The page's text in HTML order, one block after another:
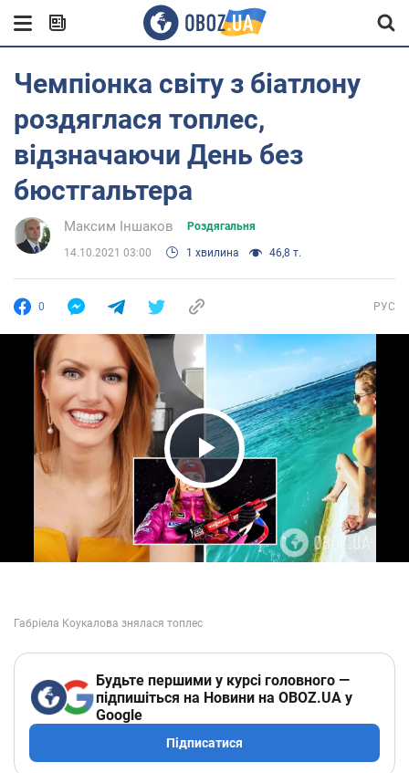
Чемпіонка світу з біатлону
роздяглася топлес,
відзначаючи День без
бюстгальтера
Максим Іншаков Роздягальня
14.10.2021 03:00 1 хвилина 46,8 т.
0 РУС
Play Video
Будьте першими у курсі головного —
підпишіться на Новини на OBOZ.UA у
Google
Підписатися